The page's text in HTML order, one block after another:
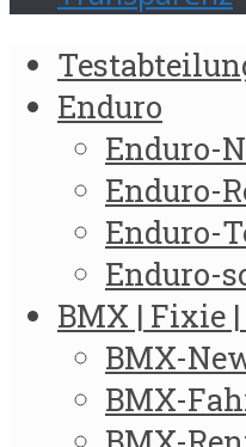
Enduro
Enduro-
Enduro-
Enduro-
Enduro-
BMX | Fixie
BMX-
BMX-